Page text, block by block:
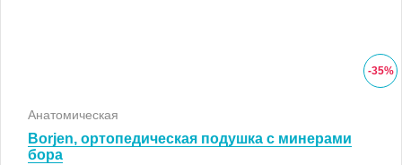
-35%
Анатомическая
Borjen, ортопедическая подушка с минерами
бора